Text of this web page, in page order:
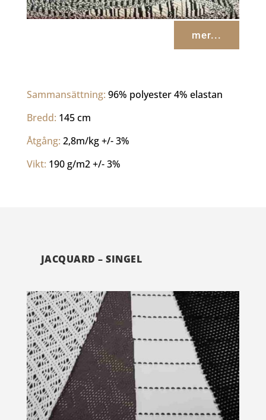
mer...
Sammansättning: 96% polyester 4% elastan
Bredd: 145 cm
Åtgång: 2,8m/kg +/- 3%
Vikt: 190 g/m2 +/- 3%
JACQUARD – SINGEL